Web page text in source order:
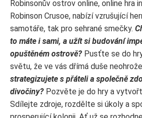
Robinsonův ostrov online, online hra
Robinson Crusoe, nabízí vzrušující
samotáře, tak pro sehrané smečky.
to máte i sami, a užít si budování
opuštěném ostrově? Pusťte se do
světu, že ve vás dřímá duše
strategizujete s přáteli a společně
divočiny? Pozvěte je do hry a
Sdílejte zdroje, rozdělte si úkoly a